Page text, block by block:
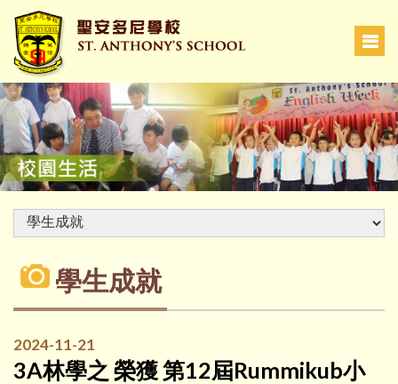
學生成就
2024-11-21
3A林學之 榮獲 第12屆Rummikub小